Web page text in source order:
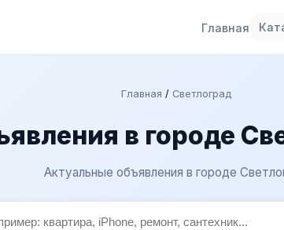
Главная
Главная / Светлоград
в городе
Актуальные объявления в городе